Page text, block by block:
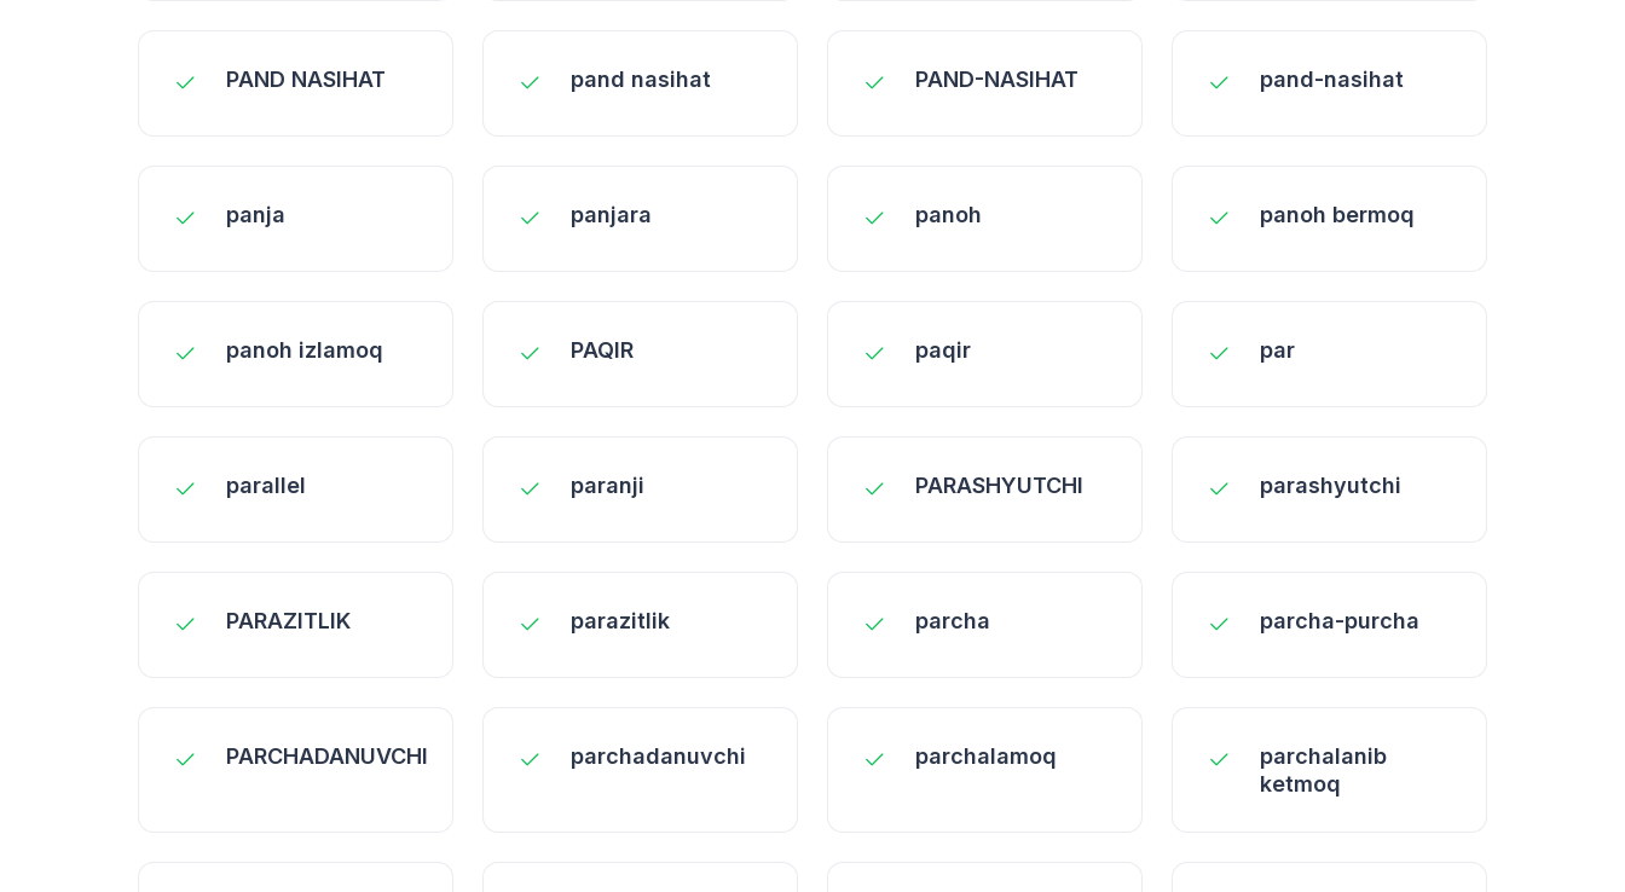
PAND NASIHAT pand nasihat PAND-NASIHAT pand-nasihat
panja panjara panoh panoh bermoq
panoh izlamoq PAQIR paqir par
parallel paranji PARASHYUTCHI parashyutchi
PARAZITLIK parazitlik parcha parcha-purcha
PARCHADANUVCHI parchadanuvchi parchalamoq
parchalanib
ketmoq